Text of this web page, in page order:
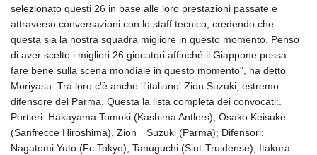
selezionato questi 26 in base alle loro prestazioni passate e
attraverso conversazioni con lo staff tecnico, credendo che
questa sia la nostra squadra migliore in questo momento. Penso
di aver scelto i migliori 26 giocatori affinché il Giappone possa
fare bene sulla scena mondiale in questo momento", ha detto
Moriyasu. Tra loro c'è anche 'l'italiano' Zion Suzuki, estremo
difensore del Parma. Questa la lista completa dei convocati:.
Portieri: Hakayama Tomoki (Kashima Antlers), Osako Keisuke
(Sanfrecce Hiroshima), Zion Suzuki (Parma); Difensori:
Nagatomi Yuto (Fc Tokyo), Tanuguchi (Sint-Truidense), Itakura